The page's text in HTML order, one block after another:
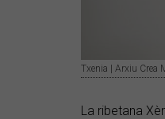
Txenia | Arxiu Crea
La ribetana